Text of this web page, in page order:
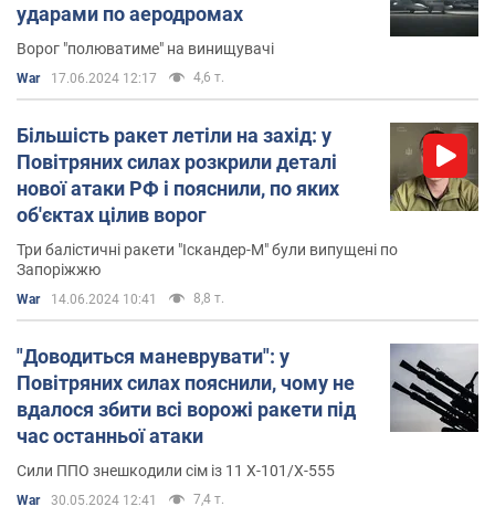
ударами по аеродромах
Ворог "полюватиме" на винищувачі
War 17.06.2024 12:17 4,6 т.
Більшість ракет летіли на захід: у
Повітряних силах розкрили деталі
нової атаки РФ і пояснили, по яких
об'єктах цілив ворог
Три балістичні ракети "Іскандер-М" були випущені по
Запоріжжю
War 14.06.2024 10:41 8,8 т.
"Доводиться маневрувати": у
Повітряних силах пояснили, чому не
вдалося збити всі ворожі ракети під
час останньої атаки
Сили ППО знешкодили сім із 11 Х-101/Х-555
War 30.05.2024 12:41 7,4 т.